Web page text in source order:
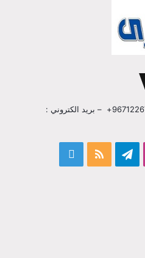
صنعاء – شارع القاهرة – هاتف : 9671226773+ – بريد الكتروني :
انستقرامتيلقرام ملخص